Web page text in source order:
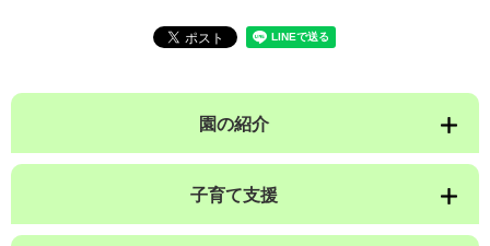
園の紹介
子育て支援